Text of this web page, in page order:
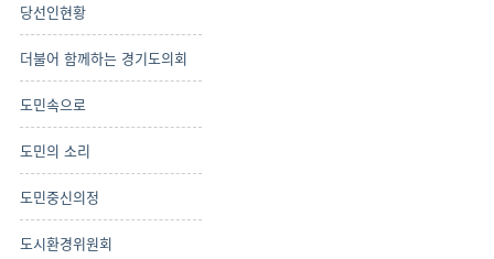
당선인현황
더불어 함께하는 경기도의회
도민속으로
도민의 소리
도민중신의정
도시환경위원회